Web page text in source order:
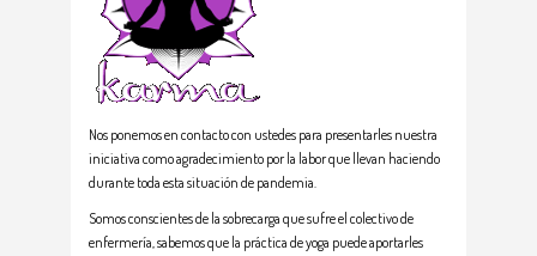
Nos ponemos en contacto con ustedes para presentarles nuestra
iniciativa como agradecimiento por la labor que llevan haciendo
durante toda esta situación de pandemia.
Somos conscientes de la sobrecarga que sufre el colectivo de
enfermería, sabemos que la práctica de yoga puede aportarles